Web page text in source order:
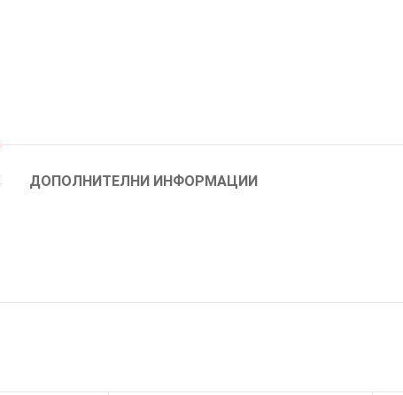
ДОПОЛНИТЕЛНИ ИНФОРМАЦИИ